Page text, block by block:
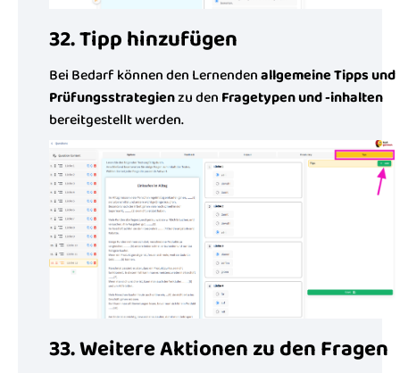
32. Tipp hinzufügen
Bei Bedarf können den Lernendenallgemeine Tipps und
Prüfungsstrategienzu den Fragetypen und -inhalten
bereitgestellt werden.
33. Weitere Aktionen zu den Fragen